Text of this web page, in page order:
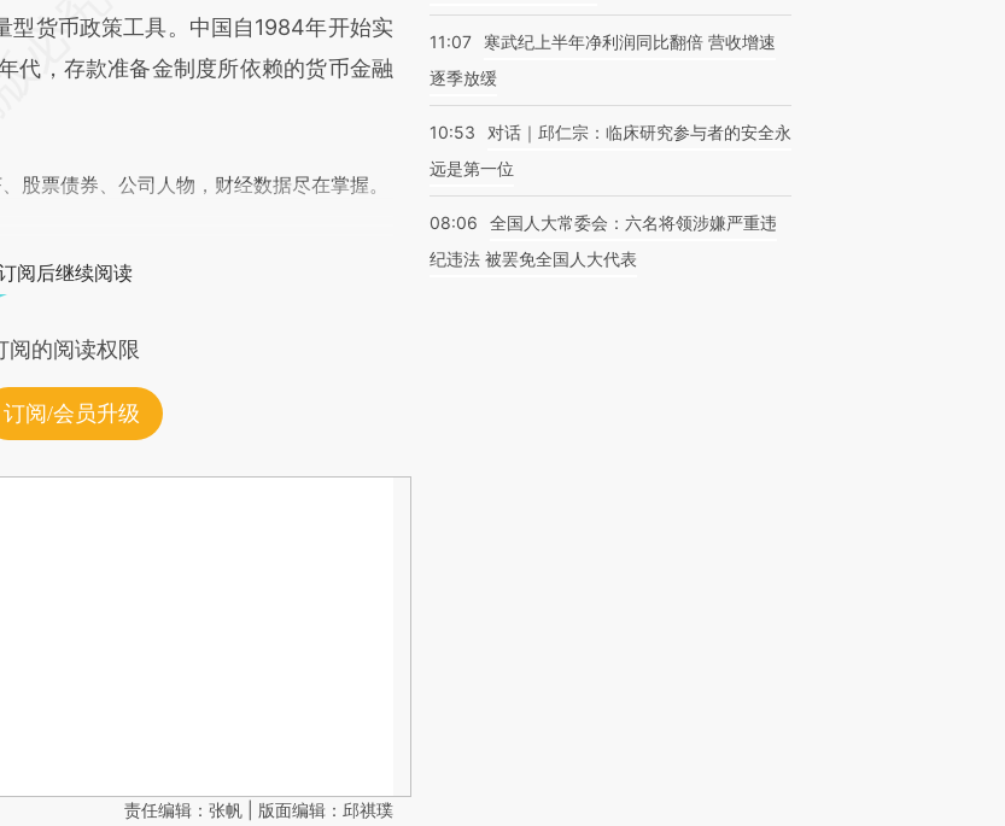
型货币政策工具。中国自1984年开始实
代，存款准备金制度所依赖的货币金融
股票债券、公司人物，财经数据尽在掌握。
阅后继续阅读
的阅读权限
订阅/会员升级
责任编辑：张帆 | 版面编辑：邱祺璞
11:07
寒武纪上半年净利润同比翻倍 营收增速
逐季放缓
10:53
对话｜邱仁宗：临床研究参与者的安全永
远是第一位
08:06
全国人大常委会：六名将领涉嫌严重违
纪违法 被罢免全国人大代表